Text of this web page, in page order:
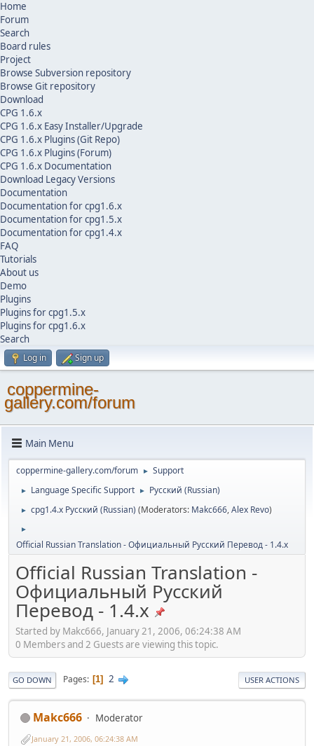
Home
Forum
Search
Board rules
Project
Browse Subversion repository
Browse Git repository
Download
CPG 1.6.x
CPG 1.6.x Easy Installer/Upgrade
CPG 1.6.x Plugins (Git Repo)
CPG 1.6.x Plugins (Forum)
CPG 1.6.x Documentation
Download Legacy Versions
Documentation
Documentation for cpg1.6.x
Documentation for cpg1.5.x
Documentation for cpg1.4.x
FAQ
Tutorials
About us
Demo
Plugins
Plugins for cpg1.5.x
Plugins for cpg1.6.x
Search
Log in Sign up
coppermine-
gallery.com/forum
Main Menu
coppermine-gallery.com/forum ► Support
► Language Specific Support ► Русский (Russian)
► cpg1.4.x Русский (Russian) (Moderators: Makc666,Alex Revo)
►
Official Russian Translation - Официальный Русский Перевод - 1.4.x
Official Russian Translation -
Официальный Русский
Перевод - 1.4.x
Started by Makc666, January 21, 2006, 06:24:38 AM
0 Members and 2 Guests are viewing this topic.
GO DOWN Pages 1 2 USER ACTIONS
Makc666 Moderator
January 21, 2006, 06:24:38 AM